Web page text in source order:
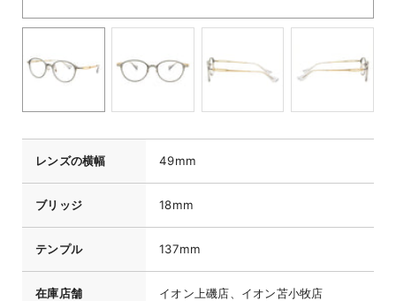
レンズの横幅 49mm
ブリッジ 18mm
テンプル 137mm
在庫店舗 イオン上磯店、イオン苫小牧店